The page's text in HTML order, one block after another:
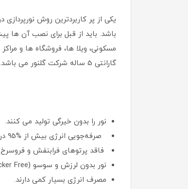
یکی از پر کاربردترین روش
باشد. باید از قبل برای نصب آن ها
مسکونی، ویلا ها، فروشگاه ها و
گارانتی 5 ساله شرکت گلنور می باشد.
نور را بدون خیرگی تولید می کنند.
صرفه‌جویی انرژی بیش از %95 در مصرف برق
فاقد پرتوهای فرابنفش و فروسرخ
نور بدون لرزش و سوسو (Flicker Free) و کاهش خستگی چشم
مصرف انرژی بسیار کمی دارند.